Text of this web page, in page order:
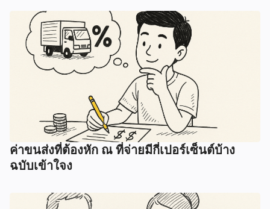
ค่าขนส่งที่ต้องหัก ณ ที่จ่ายมีกี่เปอร์เซ็นต์บ้าง
ฉบับเข้าใจง